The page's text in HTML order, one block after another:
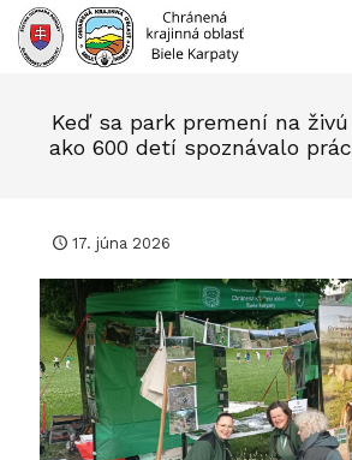
Prejsť
obsah
Keď sa park premení na
ako 600 detí spoznávalo
17. júna 2026